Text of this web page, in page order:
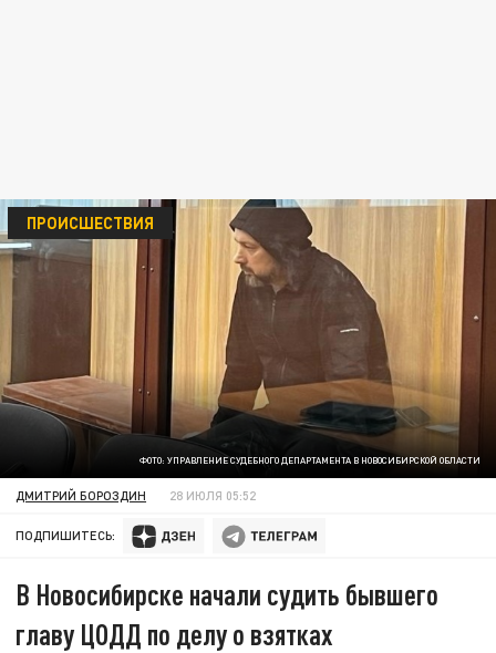
ФОТО: УПРАВЛЕНИЕ СУДЕБНОГО ДЕПАРТАМЕНТА В НОВОСИБИРСКОЙ ОБЛАСТИ
ПРОИСШЕСТВИЯ
ДМИТРИЙ БОРОЗДИН 28 ИЮЛЯ 05:52
ПОДПИШИТЕСЬ:
В Новосибирске начали судить бывшего
главу ЦОДД по делу о взятках